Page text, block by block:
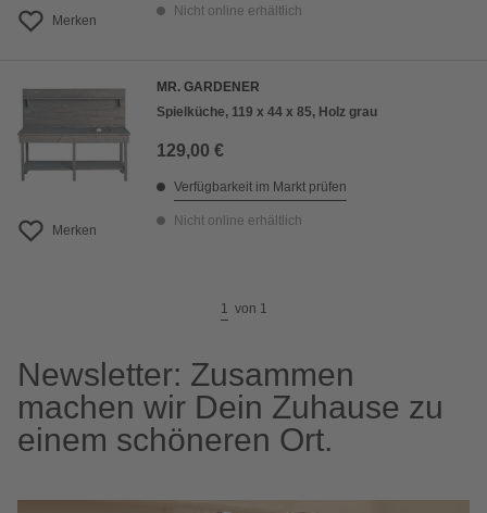
Merken
Nicht online erhältlich
Merken
MR. GARDENER
Spielküche, 119 x 44 x 85, Holz grau
129,00 €
Verfügbarkeit im Markt prüfen
Nicht online erhältlich
1 von 1
Newsletter: Zusammen
machen wir Dein Zuhause zu
einem schöneren Ort.